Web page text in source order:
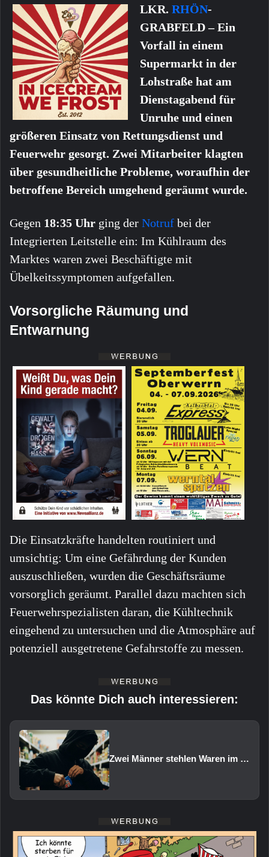
LKR. RHÖN-
GRABFELD – Ein
Vorfall in einem
Supermarkt in der
Lohstraße hat am
Dienstagabend für
Unruhe und einen
größeren Einsatz von Rettungsdienst und
Feuerwehr gesorgt. Zwei Mitarbeiter klagten
über gesundheitliche Probleme, woraufhin der
betroffene Bereich umgehend geräumt wurde.
Gegen 18:35 Uhr ging der Notruf bei der
Integrierten Leitstelle ein: Im Kühlraum des
Marktes waren zwei Beschäftigte mit
Übelkeitssymptomen aufgefallen.
Vorsorgliche Räumung und
Entwarnung
Die Einsatzkräfte handelten routiniert und
umsichtig: Um eine Gefährdung der Kunden
auszuschließen, wurden die Geschäftsräume
vorsorglich geräumt. Parallel dazu machten sich
Feuerwehrspezialisten daran, die Kühltechnik
eingehend zu untersuchen und die Atmosphäre auf
potenziell ausgetretene Gefahrstoffe zu messen.
Das könnte Dich auch interessieren:
Zwei Männer stehlen Waren im Wert von rund 1.000 Euro